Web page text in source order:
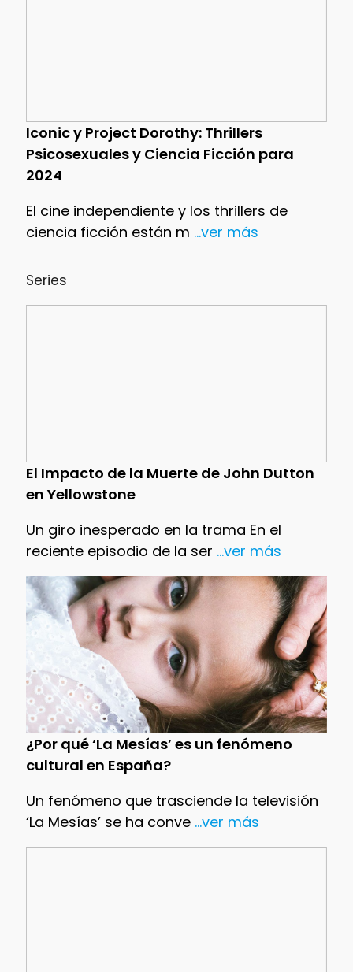
Iconic y Project Dorothy: Thrillers
Psicosexuales y Ciencia Ficción para
2024
El cine independiente y los thrillers de
ciencia ficción están m ...ver más
Series
El Impacto de la Muerte de John Dutton
en Yellowstone
Un giro inesperado en la trama En el
reciente episodio de la ser ...ver más
¿Por qué ‘La Mesías’ es un fenómeno
cultural en España?
Un fenómeno que trasciende la televisión
‘La Mesías’ se ha conve...ver más